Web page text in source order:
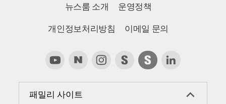
뉴스룸 소개 운영정책
개인정보처리방침 이메일 문의
패밀리 사이트